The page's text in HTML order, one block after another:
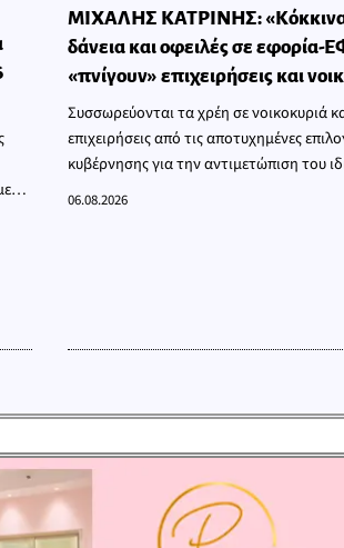
ΜΙΧΑΛΗΣ ΚΑΤΡΙΝΗΣ:
δάνεια και οφειλές σε εφορία-
«πνίγουν» επιχειρήσεις και
Συσσωρεύονται τα χρέη σε νοικοκυριά
επιχειρήσεις από τις αποτυχημένες
κυβέρνησης για την αντιμετώπιση του
χρέους. Το […]
06.08.2026